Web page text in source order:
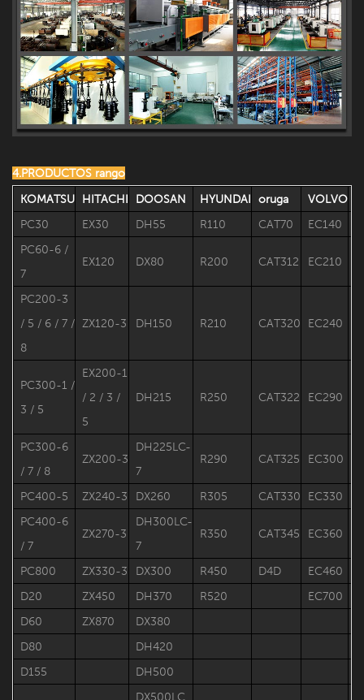
4.PRODUCTOS rango
KOMATSU
HITACHI DOOSAN HYUNDAI oruga VOLVO
PC30
EX30 DH55 R110 CAT70 EC140
PC60-6 /
7
EX120 DX80 R200 CAT312 EC210
PC200-3
/ 5 / 6 / 7 /
8
ZX120-3 DH150 R210 CAT320 EC240
PC300-1 /
3 / 5
EX200-1
/ 2 / 3 /
5
DH215 R250 CAT322 EC290
PC300-6
/ 7 / 8
ZX200-3
DH225LC-
7
R290 CAT325 EC300
PC400-5 ZX240-3 DX260 R305 CAT330
EC330
PC400-6
/ 7
ZX270-3
DH300LC-
7
R350 CAT345 EC360
PC800 ZX330-3 DX300 R450 D4D
EC460
D20
ZX450 DH370 R520
EC700
D60
ZX870
DX380
D80
DH420
D155
DH500
DX500LC